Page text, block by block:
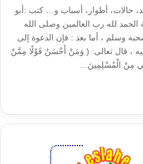
حالات، أطوار، أسباب و… كتب :أبو
لله رب العالمين وصلى الله
وسلم ، أما بعد : فإن الدعوة إلى
، قال تعالى: ( وَمَنْ أَحْسَنُ قَوْلًا مِمَّنْ
مِنْ الْمُسْلِمِينَ…